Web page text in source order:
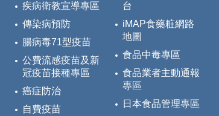
疾病衛教宣導專區
傳染病預防
腸病毒71型疫苗
公費流感疫苗及新
冠疫苗接種專區
癌症防治
自費疫苗
台
iMAP食藥粧網路
地圖
食品中毒專區
食品業者主動通報
專區
日本食品管理專區